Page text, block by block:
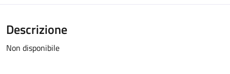
Descrizione
Non disponibile